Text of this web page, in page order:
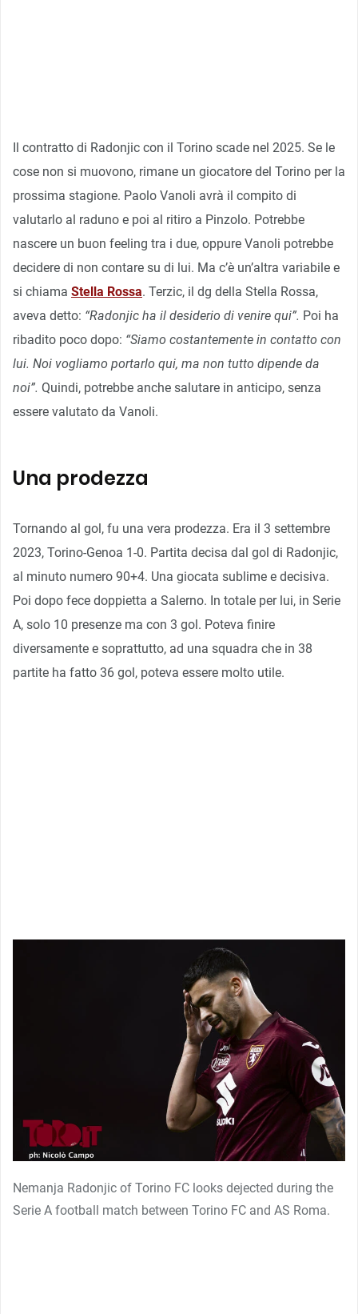
Il contratto di Radonjic con il Torino scade nel 2025. Se le
cose non si muovono, rimane un giocatore del Torino per la
prossima stagione. Paolo Vanoli avrà il compito di
valutarlo al raduno e poi al ritiro a Pinzolo. Potrebbe
nascere un buon feeling tra i due, oppure Vanoli potrebbe
decidere di non contare su di lui. Ma c’è un’altra variabile e
si chiama Stella Rossa. Terzic, il dg della Stella Rossa,
aveva detto: “Radonjic ha il desiderio di venire qui”. Poi ha
ribadito poco dopo: “Siamo costantemente in contatto con
lui. Noi vogliamo portarlo qui, ma non tutto dipende da
noi”. Quindi, potrebbe anche salutare in anticipo, senza
essere valutato da Vanoli.
Una prodezza
Tornando al gol, fu una vera prodezza. Era il 3 settembre
2023, Torino-Genoa 1-0. Partita decisa dal gol di Radonjic,
al minuto numero 90+4. Una giocata sublime e decisiva.
Poi dopo fece doppietta a Salerno. In totale per lui, in Serie
A, solo 10 presenze ma con 3 gol. Poteva finire
diversamente e soprattutto, ad una squadra che in 38
partite ha fatto 36 gol, poteva essere molto utile.
Nemanja Radonjic of Torino FC looks dejected during the
Serie A football match between Torino FC and AS Roma.